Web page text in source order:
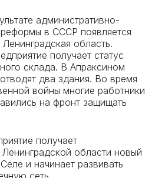
административно-
в СССР появляется
область.
получает статус
склада. В Апраксином
два здания. Во время
войны многие работники
на фронт защищать
получает
Ленинградской области новый
и начинает развивать
сеть.